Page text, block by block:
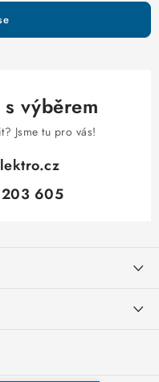
s výběrem
Jsme tu pro vás!
605